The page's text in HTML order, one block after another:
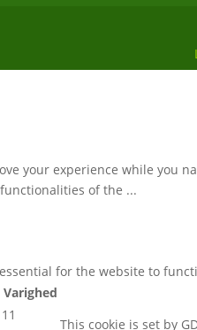
your experience while you
of the ...
for the website to
Varighed
11
This cookie is set by